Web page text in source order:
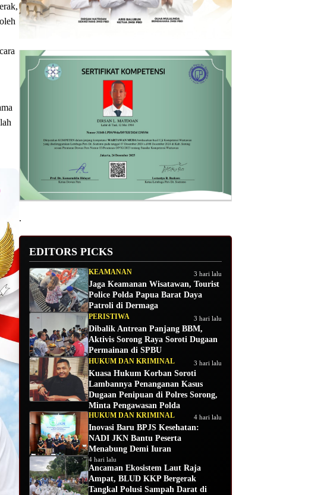
.
EDITORS PICKS
KEAMANAN 3 hari lalu
Jaga Keamanan Wisatawan, Tourist
Police Polda Papua Barat Daya
Patroli di Dermaga
PERISTIWA 3 hari lalu
Dibalik Antrean Panjang BBM,
Aktivis Sorong Raya Soroti Dugaan
Permainan di SPBU
HUKUM DAN KRIMINAL 3 hari lalu
Kuasa Hukum Korban Soroti
Lambannya Penanganan Kasus
Dugaan Penipuan di Polres Sorong,
Minta Pengawasan Polda
HUKUM DAN KRIMINAL 4 hari lalu
Inovasi Baru BPJS Kesehatan:
NADI JKN Bantu Peserta
Menabung Demi Iuran
4 hari lalu
Ancaman Ekosistem Laut Raja
Ampat, BLUD KKP Bergerak
Tangkal Polusi Sampah Darat di